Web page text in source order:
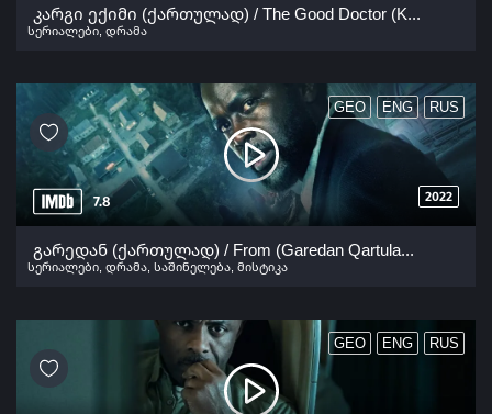
კარგი ექიმი (ქართულად) / The Good Doctor (Kargi Eqimi Qartulad) ქართულად 2017
სერიალები,დრამა
7.8 2022
GEO ENG RUS
გარედან (ქართულად) / From (Garedan Qartulad) ქართულად 2022
სერიალები დრამა საშინელება მისტიკა
GEO ENG RUS